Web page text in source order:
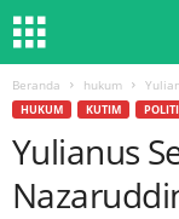
Beranda hukum
HUKUM KUTIM
Yulianus